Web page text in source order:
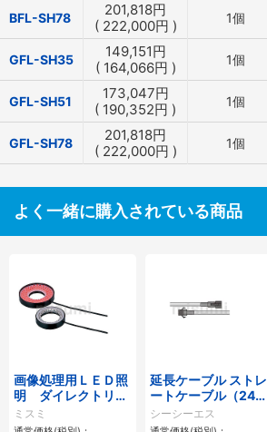
BFL-SH78 201,818円
( 222,000円 ) 1個
GFL-SH35 149,151円
( 164,066円 ) 1個
GFL-SH51 173,047円
( 190,352円 ) 1個
GFL-SH78 201,818円
( 222,000円 ) 1個
よく一緒に購入されている商品
画像処理用ＬＥＤ照
明 ダイレクトリン
グタイプ
ミスミ
延長ケーブル ストレ
ートケーブル（24V
用／HLV用） FCBシ
リーズ
シーシーエス